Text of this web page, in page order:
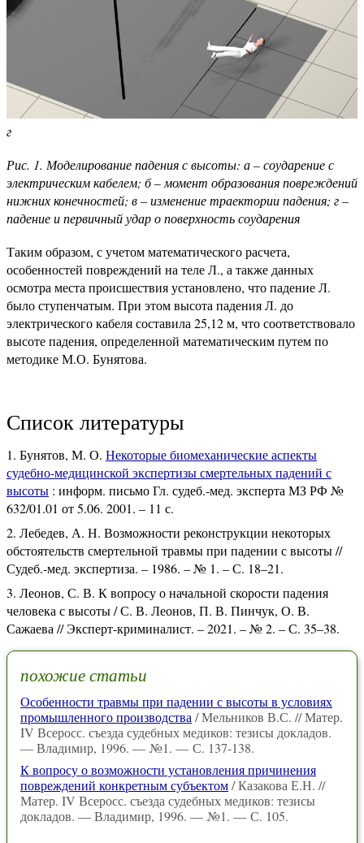
г
Рис. 1. Моделирование падения с высоты: а – соударение с
электрическим кабелем; б – момент образования повреждений
нижних конечностей; в – изменение траектории падения; г –
падение и первичный удар о поверхность соударения
Таким образом, с учетом математического расчета,
особенностей повреждений на теле Л., а также данных
осмотра места происшествия установлено, что падение Л.
было ступенчатым. При этом высота падения Л. до
электрического кабеля составила 25,12 м, что соответствовало
высоте падения, определенной математическим путем по
методике М.О. Бунятова.
Список литературы
Бунятов, М. О. Некоторые биомеханические аспекты
судебно-медицинской экспертизы смертельных падений с
высоты : информ. письмо Гл. судеб.-мед. эксперта МЗ РФ №
632/01.01 от 5.06. 2001. – 11 с.
Лебедев, А. Н. Возможности реконструкции некоторых
обстоятельств смертельной травмы при падении с высоты //
Судеб.-мед. экспертиза. – 1986. – № 1. – С. 18–21.
Леонов, С. В. К вопросу о начальной скорости падения
человека с высоты / С. В. Леонов, П. В. Пинчук, О. В.
Сажаева // Эксперт-криминалист. – 2021. – № 2. – С. 35–38.
похожие статьи
Особенности травмы при падении с высоты в условиях
промышленного производства/ Мельников В.С. // Матер.
IV Всеросс. съезда судебных медиков: тезисы докладов.
— Владимир, 1996. — №1. — С. 137-138.
К вопросу о возможности установления причинения
повреждений конкретным субъектом/ Казакова Е.Н. //
Матер. IV Всеросс. съезда судебных медиков: тезисы
докладов. — Владимир, 1996. — №1. — С. 105.